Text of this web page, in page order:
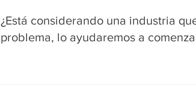
¿Está considerando una industria
problema, lo ayudaremos a